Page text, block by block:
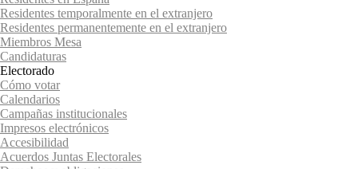
Residentes temporalmente en el extranjero
Residentes permanentemente en el extranjero
Miembros Mesa
Candidaturas
Electorado
Cómo votar
Calendarios
Campañas institucionales
Impresos electrónicos
Accesibilidad
Acuerdos Juntas Electorales